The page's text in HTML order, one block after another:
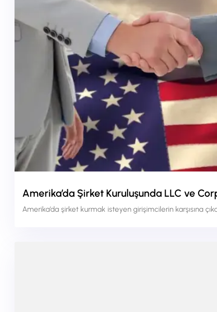
Amerika’da Şirket Kuruluşunda LLC ve
Amerika’da şirket kurmak isteyen girişimcilerin karşısına